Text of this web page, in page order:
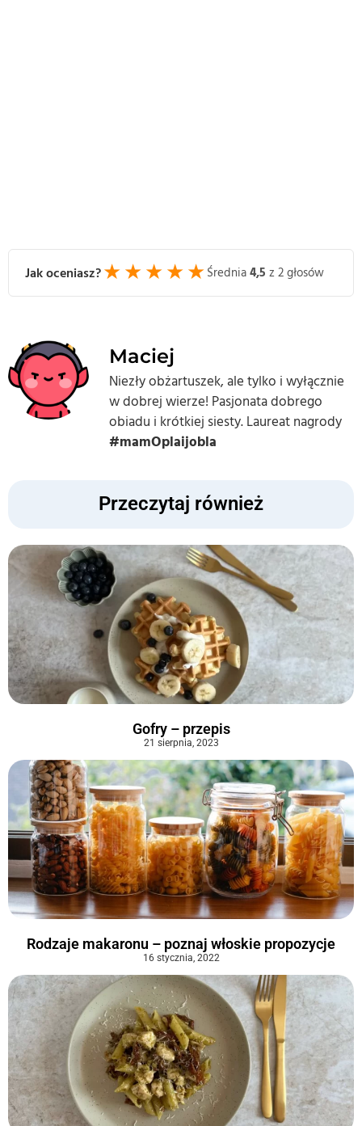
Jak oceniasz?★★★★★ Średnia 4,5 z 2 głosów
Maciej
Niezły obżartuszek, ale tylko i wyłącznie
w dobrej wierze! Pasjonata dobrego
obiadu i krótkiej siesty. Laureat nagrody
#mamOplaijobla
Przeczytaj również
Gofry – przepis
21 sierpnia, 2023
Rodzaje makaronu – poznaj włoskie propozycje
16 stycznia, 2022